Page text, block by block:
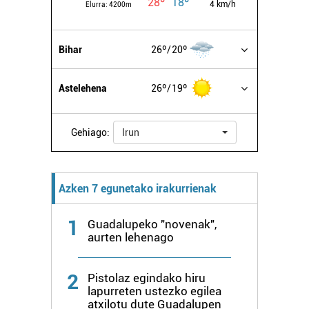
Elurra: 4200m 4 km/h
Bihar 26º 20º
Astelehena 26º 19º
Gehiago: Irun
Azken 7 egunetako irakurrienak
1
Guadalupeko "novenak",
aurten lehenago
2
Pistolaz egindako hiru
lapurreten ustezko egilea
atxilotu dute Guadalupen